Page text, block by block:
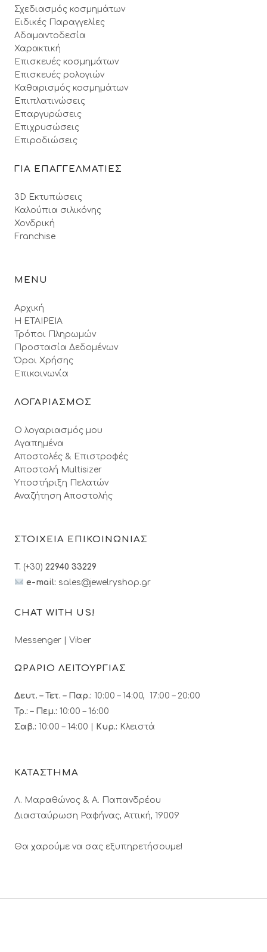
Σχεδιασμός κοσμημάτων
Ειδικές Παραγγελίες
Αδαμαντοδεσία
Χαρακτική
Επισκευές κοσμημάτων
Επισκευές ρολογιών
Καθαρισμός κοσμημάτων
Επιπλατινώσεις
Επαργυρώσεις
Επιχρυσώσεις
Επιροδιώσεις
ΓΙΑ ΕΠΑΓΓΕΛΜΑΤΙΕΣ
3D Εκτυπώσεις
Καλούπια σιλικόνης
Χονδρική
Franchise
MENU
Αρχική
Η ΕΤΑΙΡΕΙΑ
Τρόποι Πληρωμών
Προστασία Δεδομένων
Όροι Xρήσης
Επικοινωνία
ΛΟΓΑΡΙΑΣΜΟΣ
Ο λογαριασμός μου
Αγαπημένα
Αποστολές & Επιστροφές
Αποστολή Multisizer
Υποστήριξη Πελατών
Αναζήτηση Αποστολής
ΣΤΟΙΧΕΙΑ ΕΠΙΚΟΙΝΩΝΙΑΣ
T. (+30) 22940 33229
e-mail: sales@jewelryshop.gr
CHAT WITH US!
Messenger Viber
ΩΡΑΡΙΟ ΛΕΙΤΟΥΡΓΙΑΣ
Δευτ. – Τετ. – Παρ.: 10:00 – 14:00, 17:00 – 20:00
Τρ.: – Πεμ.: 10:00 – 16:00
Σαβ.: 10:00 – 14:00 | Κυρ.: Κλειστά
ΚΑΤΑΣΤΗΜΑ
Λ. Μαραθώνος & A. Παπανδρέου
Διασταύρωση Ραφήνας, Αττική, 19009
Θα χαρούμε να σας εξυπηρετήσουμε!